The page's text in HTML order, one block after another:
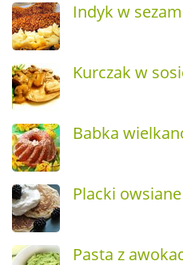
Indyk w
Kurczak w
Babka
Placki
Pasta z